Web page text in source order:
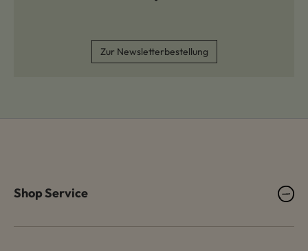
Zur Newsletterbestellung
Shop Service